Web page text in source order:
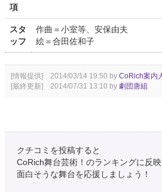
項
スタ
ッフ
作曲＝小室等、安保由夫
絵＝合田佐和子
[情報提供] 2014/03/14 19:50 by CoRich案内
[最終更新] 2014/07/31 13:10 by 劇団唐組
クチコミを投稿すると
CoRich舞台芸術！のランキングに反映
面白そうな舞台を応援しましょう！